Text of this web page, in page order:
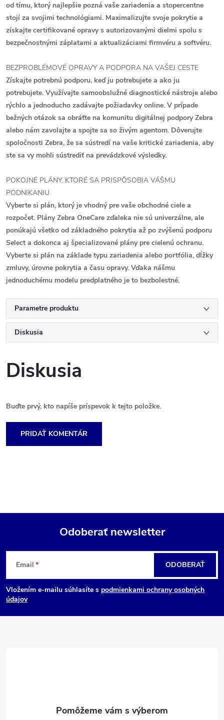
od tímu, ktorý najlepšie pozná vaše zariadenia a stopercentne
stojí za svojimi technológiami. Maximalizujte svoje pokrytie a
získajte certifikované opravy s autorizovanými dielmi spolu s
bezpečnostnými záplatami a aktualizáciami firmvéru a softvéru.
BEZPROBLÉMOVÉ OPRAVY A PODPORA NA VAŠEJ CESTE
Získajte potrebnú podporu, keď ju potrebujete a ako ju
potrebujete. Využívajte samoobslužné diagnostické nástroje alebo
rýchlo a jednoducho zadávajte požiadavky online. V prípade
bežných otázok sa obráťte na komunitu digitálnej podpory Zebra
alebo nám zavolajte a spojte sa so živým agentom. Dôverujte
spoločnosti Zebra, že sa sústredí na vaše kritické zariadenia, aby
ste sa vy mohli sústrediť na prevádzkové výsledky.
POKOJNÉ PLÁNY, KTORÉ SA PRISPÔSOBIA VÁŠMU
PODNIKANIU
Vyberte si plán, ktorý je vhodný pre vaše obchodné ciele a
rozpočet. Plány Zebra OneCare zďaleka nie sú univerzálne, ale
ponúkajú všetko od základného pokrytia až po zvýšenú podporu
Select a dokonca aj špecializované plány pre cielenú ochranu.
Vyberte si plán na základe typu zariadenia alebo portfólia, dĺžky
zmluvy, úrovne pokrytia a času opravy. Vďaka nášmu
jednoduchému modelu predplatného je to bezbolestné.
Parametre produktu
Diskusia
Diskusia
Buďte prvý, kto napíše príspevok k tejto položke.
PRIDAŤ KOMENTÁR
Z
á
p
Odoberať newsletter
Email
Vložením e-mailu súhlasíte s podmienkami ochrany osobných
údajov
ODOBERAŤ